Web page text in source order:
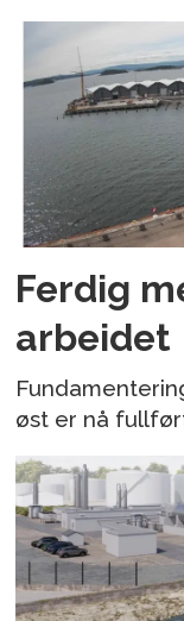
Ferdig
arbeidet
øst er nå